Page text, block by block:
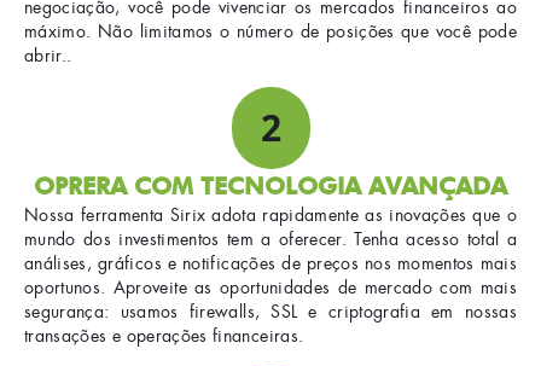
negociação, você pode vivenciar os mercados financeiros ao
máximo. Não limitamos o número de posições que você pode
abrir..
2
OPRERA COM TECNOLOGIA AVANÇADA
Nossa ferramenta Sirix adota rapidamente as inovações que o
mundo dos investimentos tem a oferecer. Tenha acesso total a
análises, gráficos e notificações de preços nos momentos mais
oportunos. Aproveite as oportunidades de mercado com mais
segurança: usamos firewalls, SSL e criptografia em nossas
transações e operações financeiras.